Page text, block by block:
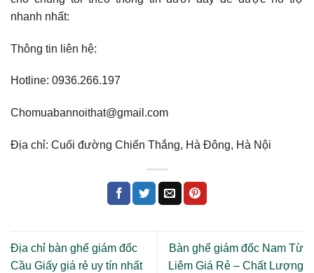
nhanh nhất:
Thông tin liên hệ:
Hotline: 0936.266.197
Chomuabannoithat@gmail.com
Địa chỉ: Cuối đường Chiến Thắng, Hà Đông, Hà Nội
Địa chỉ bàn ghế giám đốc
Cầu Giấy giá rẻ uy tín nhất
Bàn ghế giám đốc Nam Từ
Liêm Giá Rẻ – Chất Lượng